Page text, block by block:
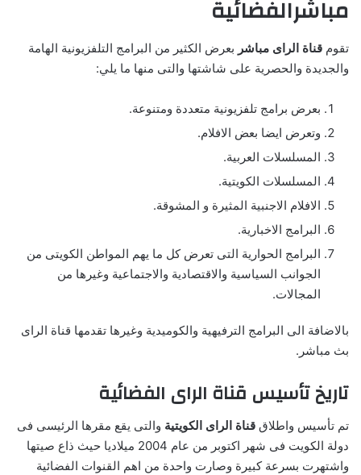
مباشرالفضائية
تقوم قناة الراى مباشر بعرض الكثير من البرامج التلفزيونية الهامة
والجديدة والحصرية على شاشتها والتى منها ما يلي:
بعرض برامج تلفزيونية متعددة ومتنوعة.
وتعرض ايضا بعض الافلام.
المسلسلات العربية.
المسلسلات الكويتية.
الافلام الاجنبية المثيرة و المشوقة.
البرامج الاخبارية.
البرامج الحوارية التى تعرض كل ما يهم المواطن الكويتى من
الجوانب السياسية والاقتصادية والاجتماعية وغيرها من
المجالات.
بالاضافة الى البرامج الترفيهية والكوميدية وغيرها تقدمها قناة الراى
بث مباشر.
تاريخ تأسيس قناة الراى الفضائية
تم تأسيس واطلاق قناة الراى الكويتية والتى يقع مقرها الرئيسى فى
دولة الكويت فى شهر اكتوبر من عام 2004 ميلاديا حيث ذاع صيتها
واشتهرت بسرعة كبيرة وصارت واحدة من اهم القنوات الفضائية